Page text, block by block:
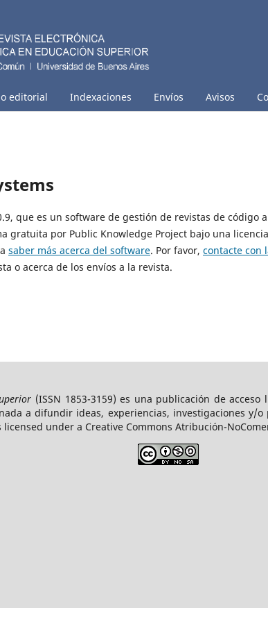
editorial Indexaciones Envíos Avisos
que es un software de gestión de revistas de código
gratuita por Public Knowledge Project bajo una
saber más acerca del software. Por favor, contacte con
o acerca de los envíos a la revista.
(ISSN 1853-3159) es una publicación de
a difundir ideas, experiencias, investigaciones y/o
licensed under a Creative Commons Atribución-